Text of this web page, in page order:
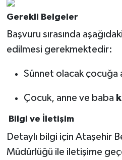
Gerekli Belgeler
Başvuru sırasında
edilmesi gerekmektedir:
Sünnet olacak çocuğa
Çocuk, anne ve baba
Bilgi ve İletişim
Detaylı bilgi için Ataşehir
Müdürlüğü ile iletişime